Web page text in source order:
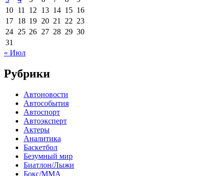
10 11 12 13 14 15 16
17 18 19 20 21 22 23
24 25 26 27 28 29 30
31
« Июл
Рубрики
Автоновости
Автособытия
Автоспорт
Автоэксперт
Актеры
Аналитика
Баскетбол
Безумный мир
Биатлон/Лыжи
Бокс/MMA